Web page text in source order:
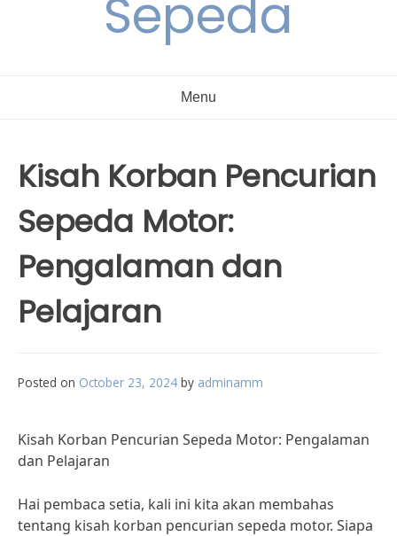
Sepeda
Menu
Kisah Korban Pencurian
Sepeda Motor:
Pengalaman dan
Pelajaran
Posted on October 23, 2024 by adminamm
Kisah Korban Pencurian Sepeda Motor: Pengalaman
dan Pelajaran
Hai pembaca setia, kali ini kita akan membahas
tentang kisah korban pencurian sepeda motor. Siapa